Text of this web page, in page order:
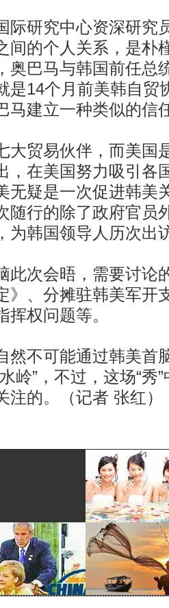
研究中心资深研究
间的个人关系，是朴
奥巴马与韩国前任总
是14个月前美韩自贸
马建立一种类似的信
贸易伙伴，而美国
，在美国努力吸引各
无疑是一次促进韩美
随行的除了政府官员
为韩国领导人历次出
次会晤，需要讨论
》、分摊驻韩美军开
权问题等。
不可能通过韩美首
岭”，不过，这场“秀
的。（记者 张红）